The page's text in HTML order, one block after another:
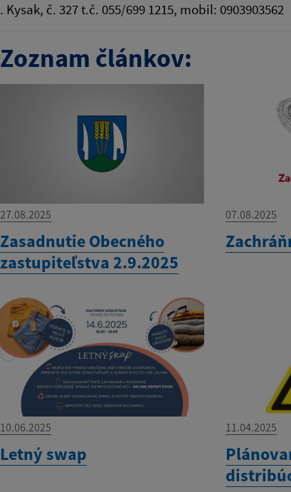
. Kysak, č. 327 t.č. 055/699 1215, mobil: 0903903562
Zoznam článkov:
27.08.2025
Zasadnutie Obecného
zastupiteľstva 2.9.2025
07.08.2025
10.06.2025
Letný swap
11.04.2025